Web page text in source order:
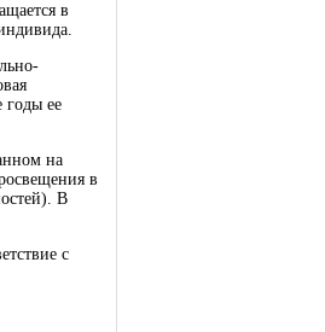
в
годы ее
на
в
В
с